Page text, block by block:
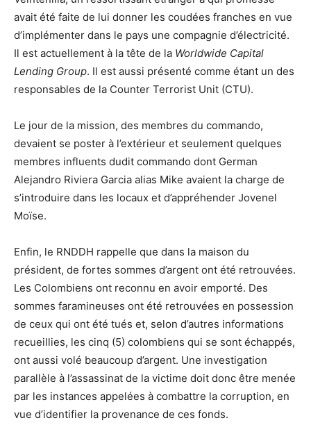
avait été faite de lui donner les coudées franches en vue
d’implémenter dans le pays une compagnie d’électricité.
Il est actuellement à la tête de la Worldwide Capital
Lending Group. Il est aussi présenté comme étant un des
responsables de la Counter Terrorist Unit (CTU).
Le jour de la mission, des membres du commando,
devaient se poster à l’extérieur et seulement quelques
membres influents dudit commando dont German
Alejandro Riviera Garcia alias Mike avaient la charge de
s’introduire dans les locaux et d’appréhender Jovenel
Moïse.
Enfin, le RNDDH rappelle que dans la maison du
président, de fortes sommes d’argent ont été retrouvées.
Les Colombiens ont reconnu en avoir emporté. Des
sommes faramineuses ont été retrouvées en possession
de ceux qui ont été tués et, selon d’autres informations
recueillies, les cinq (5) colombiens qui se sont échappés,
ont aussi volé beaucoup d’argent. Une investigation
parallèle à l’assassinat de la victime doit donc être menée
par les instances appelées à combattre la corruption, en
vue d’identifier la provenance de ces fonds.